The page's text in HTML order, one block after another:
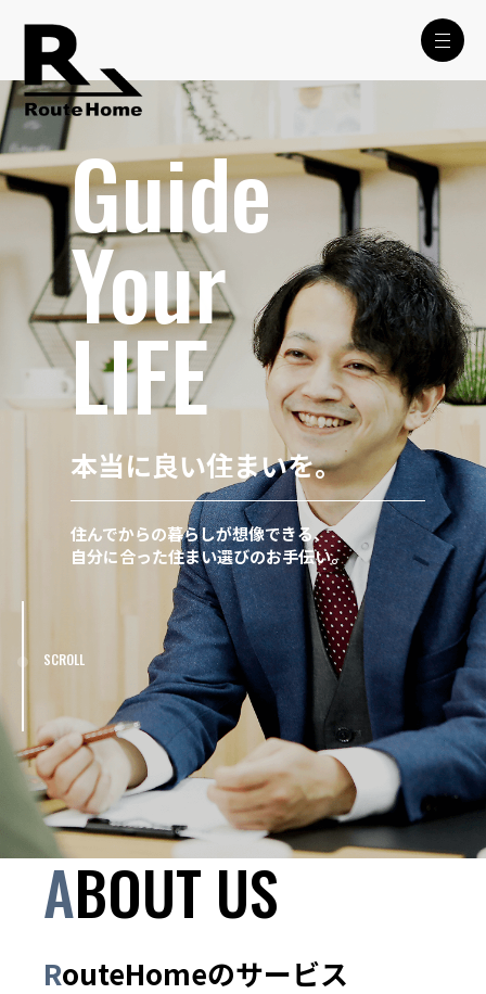
SCROLL
Guide
Your
LIFE
本当に良い住まいを。
住んでからの暮らしが想像できる、
自分に合った住まい選びのお手伝い。
ABOUT US
RouteHomeのサービス